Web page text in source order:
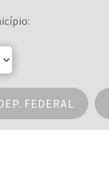
FEDERAL